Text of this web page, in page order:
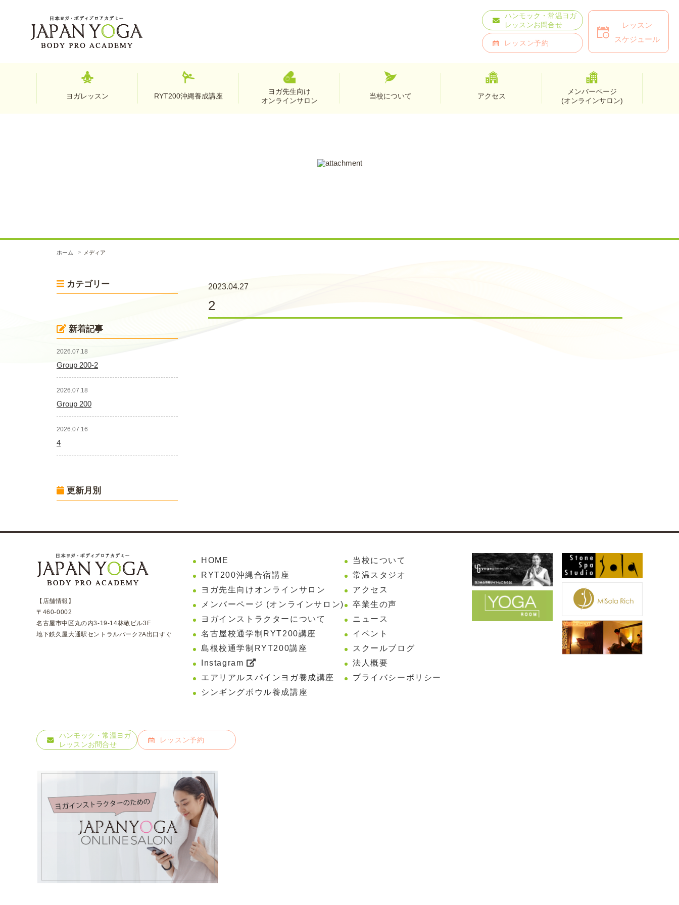
ハンモック・常温ヨガ
レッスンお問合せ
レッスン予約
レッスン
スケジュール
ヨガレッスン RYT200沖縄養成講座
ヨガ先生向け
オンラインサロン
当校について アクセス
メンバーページ
(オンラインサロン)
ホーム メディア
2023.04.27
2
カテゴリー
新着記事
2026.07.18
Group 200-2
2026.07.18
Group 200
2026.07.16
4
更新月別
【店舗情報】
〒460-0002
名古屋市中区丸の内3-19-14林敬ビル3F
地下鉄久屋大通駅セントラルパーク2A出口すぐ
HOME
RYT200沖縄合宿講座
ヨガ先生向けオンラインサロン
メンバーページ (オンラインサロン)
ヨガインストラクターについて
名古屋校通学制RYT200講座
島根校通学制RYT200講座
Instagram
エアリアルスパインヨガ養成講座
シンギングボウル養成講座
当校について
常温スタジオ
アクセス
卒業生の声
ニュース
イベント
スクールブログ
法人概要
プライバシーポリシー
ハンモック・常温ヨガ
レッスンお問合せ
レッスン予約